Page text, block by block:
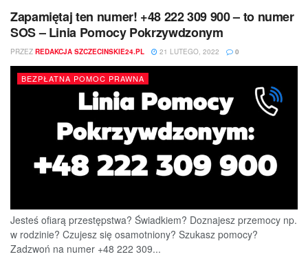
Zapamiętaj ten numer! +48 222 309 900 – to numer
SOS – Linia Pomocy Pokrzywdzonym
PRZEZ REDAKCJA SZCZECINSKIE24.PL 21 LUTEGO, 2022 0
BEZPŁATNA POMOC PRAWNA
Jesteś ofiarą przestępstwa? Świadkiem? Doznajesz przemocy np.
w rodzinie? Czujesz się osamotniony? Szukasz pomocy?
Zadzwoń na numer +48 222 309...